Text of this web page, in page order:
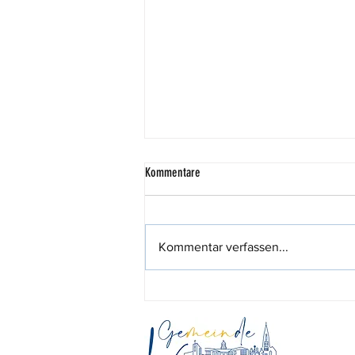
444,44 Euro für den guten Zweck
Kommentare
Kommentar verfassen...